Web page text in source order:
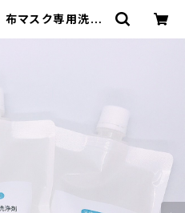
布マスク専用洗浄